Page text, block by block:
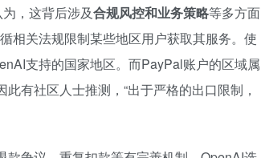
，这背后涉及合规风控和业务策略等多方面
相关法规限制某些地区用户获取其服务。使
支持的国家地区。而PayPal账户的区域属
有社区人士推测，“出于严格的出口限制，